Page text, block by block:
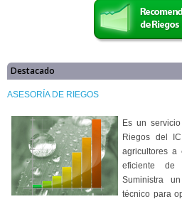
Destacado
ASESORÍA DE RIEGOS
Es un
Riegos del
agricultores a
eficiente de
Suministra
técnico para